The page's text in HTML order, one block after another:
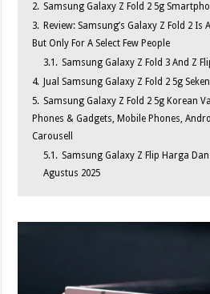
2. Samsung Galaxy Z Fold 2 5g
3. Review: Samsung’s Galaxy Z Fold 2
But Only For A Select Few People
3.1. Samsung Galaxy Z Fold 3 And Z
4. Jual Samsung Galaxy Z Fold 2 5g
5. Samsung Galaxy Z Fold 2 5g Korean
Phones & Gadgets, Mobile Phones,
Carousell
5.1. Samsung Galaxy Z Flip Harga
Agustus 2025